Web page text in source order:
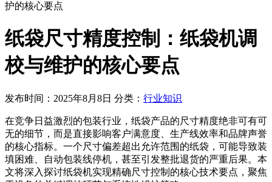
护的核心要点
纸袋尺寸精度控制：纸袋机调
校与维护的核心要点
发布时间：2025年8月8日 分类： 行业知识
在竞争日益激烈的包装行业，纸袋产品的尺寸精度绝非可有可
无的细节，而是直接影响客户满意度、生产线效率和品牌声誉
的核心指标。一个尺寸偏差超出允许范围的纸袋，可能导致装
填困难、自动包装线停机，甚至引发整批退货的严重后果。本
文将深入探讨纸袋机实现精确尺寸控制的核心技术要点，聚焦